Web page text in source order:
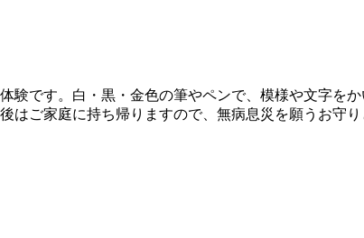
験です。白・黒・金色の筆やペンで、模様や文字を
はご家庭に持ち帰りますので、無病息災を願うお守り